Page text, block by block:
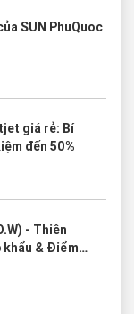
SUN PhuQuoc
giá rẻ: Bí
đến 50%
- Thiên
khẩu & Điểm
thức